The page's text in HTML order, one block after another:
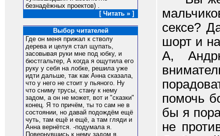
безнадёжных проектов) .
[ Читать » ]
Выбор читателей
Где он меня прижал к стволу
дерева и целуя стал щупать,
засовывая руки мне под юбку, и
бюстгальтер, А когда я ощутила его
руку у себя на лобке, решила уже
идти дальше, так как Анна сказала,
что у него не стоит у пьяного. Ну
что сниму трусы, стану к нему
задом, а он не может, вот и "сказки"
конец. Я то причём, ты то сам не в
состоянии, но давай подождём ещё
чуть, там ещё и ещё, а там гляди и
Анна вернётся. -подумала я.
Повернувшись к нему задом я,
сексе?
шорт и
А,
помочь
бы я
не